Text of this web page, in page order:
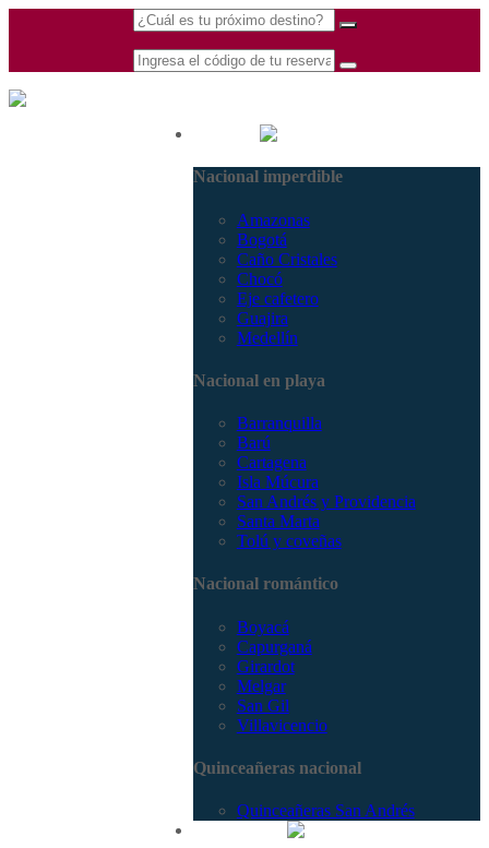
Nacional imperdible
Amazonas
Bogotá
Caño Cristales
Chocó
Eje cafetero
Guajira
Medellín
Nacional en playa
Barranquilla
Barú
Cartagena
Isla Múcura
San Andrés y Providencia
Santa Marta
Tolú y coveñas
Nacional romántico
Boyacá
Capurganá
Girardot
Melgar
San Gil
Villavicencio
Quinceañeras nacional
Quinceañeras San Andrés